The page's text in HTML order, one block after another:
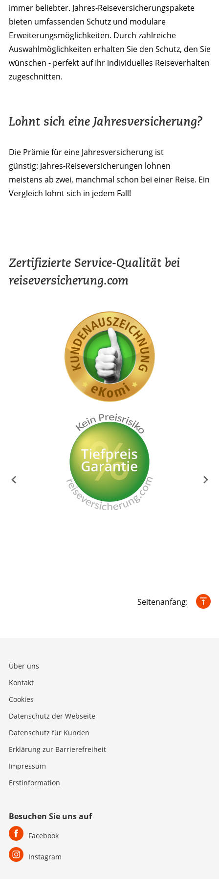
immer beliebter. Jahres-Reiseversicherungspakete
bieten umfassenden Schutz und modulare
Erweiterungsmöglichkeiten. Durch zahlreiche
Auswahlmöglichkeiten erhalten Sie den Schutz, den Sie
wünschen - perfekt auf Ihr individuelles Reiseverhalten
zugeschnitten.
Lohnt sich eine Jahresversicherung?
Die Prämie für eine Jahresversicherung ist
günstig: Jahres-Reiseversicherungen lohnen
meistens ab zwei, manchmal schon bei einer Reise. Ein
Vergleich lohnt sich in jedem Fall!
Zertifizierte Service-Qualität bei
reiseversicherung.com
Seitenanfang:
Über uns
Kontakt
Cookies
Datenschutz der Webseite
Datenschutz für Kunden
Erklärung zur Barrierefreiheit
Impressum
Erstinformation
Besuchen Sie uns auf
Facebook
Instagram